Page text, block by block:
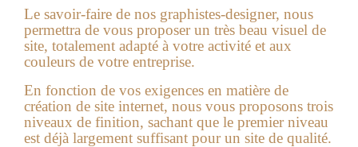
Le savoir-faire de nos graphistes-designer, nous
permettra de vous proposer un très beau visuel de
site, totalement adapté à votre activité et aux
couleurs de votre entreprise.
En fonction de vos exigences en matière de
création de site internet, nous vous proposons trois
niveaux de finition, sachant que le premier niveau
est déjà largement suffisant pour un site de qualité.